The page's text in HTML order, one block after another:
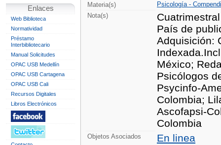
Enlaces
Web Biblioteca
Normatividad
Préstamo
Interbibliotecario
Manual Solicitudes
OPAC USB Medellín
OPAC USB Cartagena
OPAC USB Cali
Recursos Digitales
Libros Electrónicos
Materia(s)
Psicología -
Nota(s)
País de
Adquisición:
México;
Psicólogos
Psycinfo-
Colombia;
Ascofapsi-
Colombia
Objetos Asociados En linea